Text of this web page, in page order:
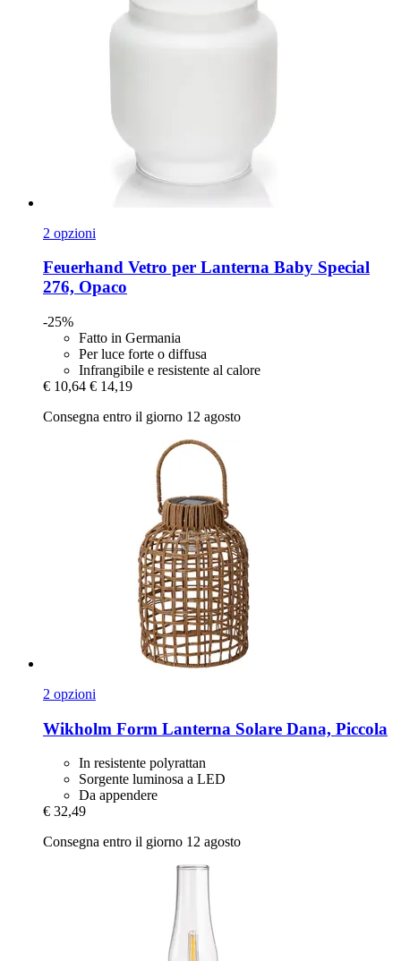
2 opzioni
Feuerhand Vetro per Lanterna Baby Special
276, Opaco
-25%
Fatto in Germania
Per luce forte o diffusa
Infrangibile e resistente al calore
€ 10,64 € 14,19
Consegna entro il giorno 12 agosto
2 opzioni
Wikholm Form Lanterna Solare Dana, Piccola
In resistente polyrattan
Sorgente luminosa a LED
Da appendere
€ 32,49
Consegna entro il giorno 12 agosto